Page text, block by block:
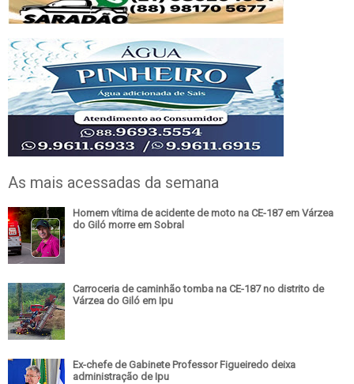
As mais acessadas da semana
Homem vítima de acidente de moto na CE-187 em Várzea
do Giló morre em Sobral
Carroceria de caminhão tomba na CE-187 no distrito de
Várzea do Giló em Ipu
Ex-chefe de Gabinete Professor Figueiredo deixa
administração de Ipu